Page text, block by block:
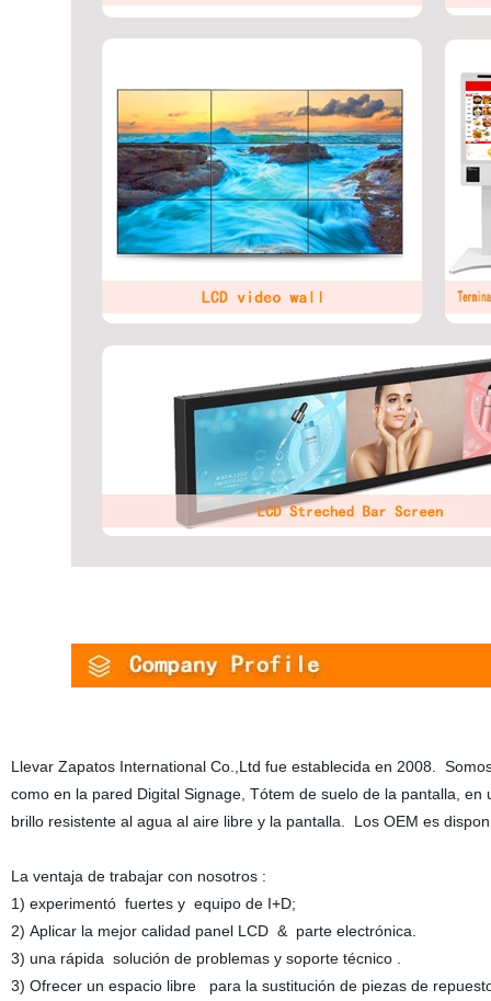
Llevar Zapatos International Co.,Ltd fue establecida en 2008.
como en la pared Digital Signage, Tótem de suelo de la pantalla,
brillo resistente al agua al aire libre y la pantalla. Los OEM es
La ventaja de trabajar con nosotros :
1) experimentó fuertes y equipo de I+D;
2) Aplicar la mejor calidad panel LCD & parte electrónica.
3) una rápida solución de problemas y soporte técnico .
3) Ofrecer un espacio libre para la sustitución de piezas de